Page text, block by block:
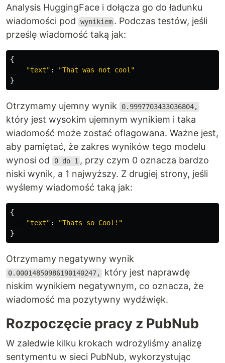
Analysis HuggingFace i dołącza go do ładunku
wiadomości pod
wynikiem . Podczas testów, jeśli
prześlę wiadomość taką jak:
{
"text" : "That was not cool "
}
Otrzymamy ujemny wynik 0.9997703433036804,
który jest wysokim ujemnym wynikiem i taka
wiadomość może zostać oflagowana. Ważne jest,
aby pamiętać, że zakres wyników tego modelu
wynosi od
0 do 1 , przy czym 0 oznacza bardzo
niski wynik, a 1 najwyższy. Z drugiej strony, jeśli
wyślemy wiadomość taką jak:
{
"text" : "Thats so Cool! "
}
Otrzymamy negatywny wynik
0.00014850986190140247,
który jest naprawdę
niskim wynikiem negatywnym, co oznacza, że
wiadomość ma pozytywny wydźwięk.
Rozpoczęcie pracy z PubNub
W zaledwie kilku krokach wdrożyliśmy analizę
sentymentu w sieci PubNub, wykorzystując